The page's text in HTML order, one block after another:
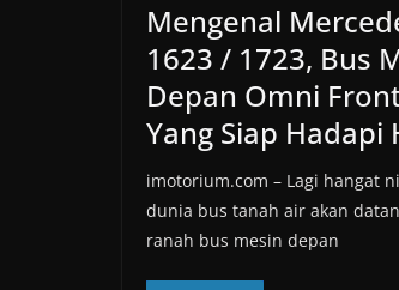
Mengenal
1623 / 1723, Bus
Depan Omni
Yang Siap Hadapi
imotorium.com – Lagi hangat
dunia bus tanah air akan
ranah bus mesin depan